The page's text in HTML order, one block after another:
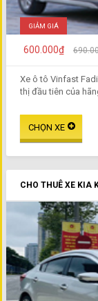
GIẢM GIÁ
600.000₫
Xe ô tô Vinfast
thị đầu tiên của hãng
CHO THUÊ XE KIA